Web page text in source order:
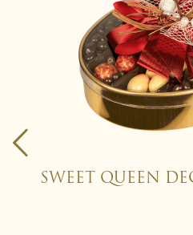
SWEET QUEEN